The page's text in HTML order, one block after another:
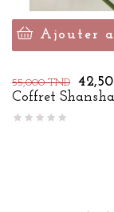
Ajouter
Prix
de
55,000 TND Prix
Coffret